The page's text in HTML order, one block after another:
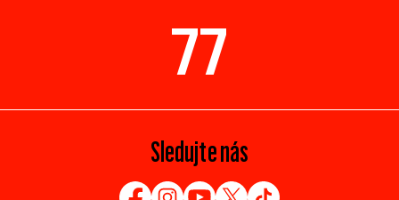
77
Sledujte nás